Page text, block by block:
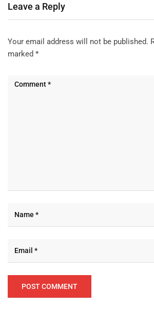
Leave a Reply
Your email address will not be published.
marked *